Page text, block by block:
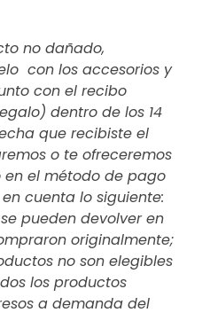
no dañado,
con los accesorios y
con el recibo
dentro de los 14
que recibiste el
o te ofreceremos
el método de pago
cuenta lo siguiente:
pueden devolver en
originalmente;
no son elegibles
los productos
a demanda del